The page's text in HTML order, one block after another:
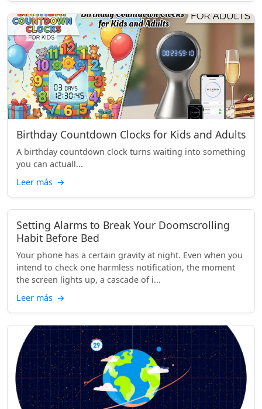
Birthday Countdown Clocks for Kids and Adults
A birthday countdown clock turns waiting into something
you can actuall...
Leer más →
Setting Alarms to Break Your Doomscrolling
Habit Before Bed
Your phone has a certain gravity at night. Even when you
intend to check one harmless notification, the moment
the screen lights up, a cascade of i...
Leer más →